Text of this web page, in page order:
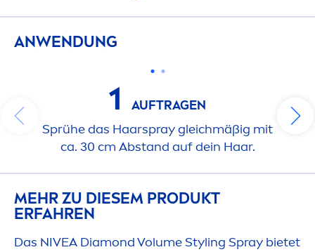
ANWENDUNG
1
AUFTRAGEN
Sprühe das Haarspray gleichmäßig mit
ca. 30 cm Abstand auf dein Haar.
MEHR ZU DIESEM PRODUKT
ERFAHREN
Das NIVEA Diamond Volume Styling Spray bietet